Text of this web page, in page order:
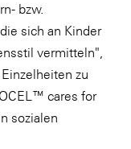
bzw.
sich an Kinder
vermitteln",
zu
cares for
sozialen